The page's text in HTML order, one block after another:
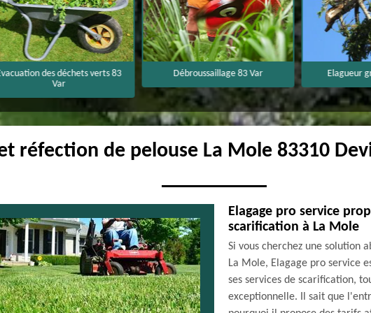
des déchets verts 83
Var
Débroussaillage 83 Var Elagueur
réfection de pelouse La Mole 83310
Elagage pro service
scarification à La Mole
Si vous cherchez une solution
La Mole, Elagage pro service
ses services de scarification,
exceptionnelle. Il sait que